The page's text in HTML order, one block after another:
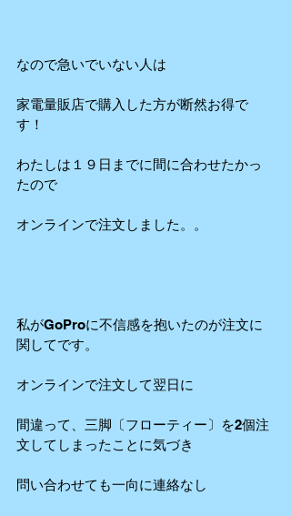
なので急いでいない人は
家電量販店で購入した方が断然お得で
す！
わたしは１９日までに間に合わせたかっ
たので
オンラインで注文しました。。
私がGoProに不信感を抱いたのが注文に
関してです。
オンラインで注文して翌日に
間違って、三脚〔フローティー〕を2個注
文してしまったことに気づき
問い合わせても一向に連絡なし